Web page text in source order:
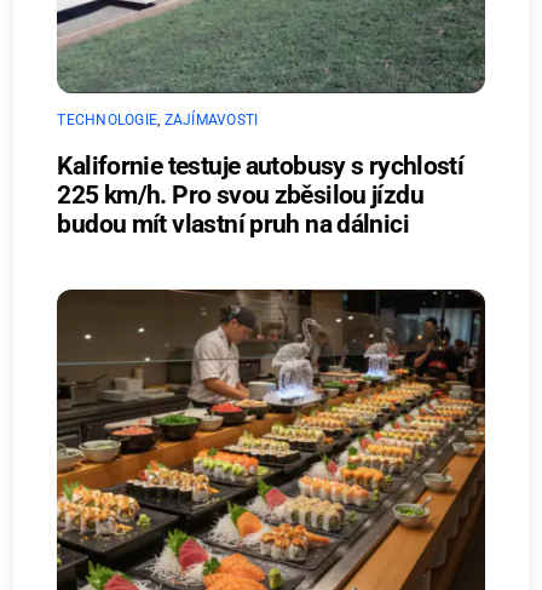
TECHNOLOGIE, ZAJÍMAVOSTI
Kalifornie testuje autobusy s rychlostí
225 km/h. Pro svou zběsilou jízdu
budou mít vlastní pruh na dálnici